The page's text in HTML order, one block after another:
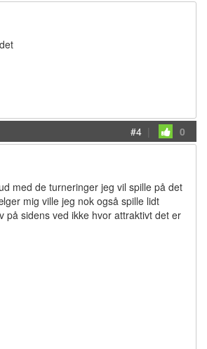
#4 | 0
med de turneringer jeg vil spille på det
mig ville jeg nok også spille lidt
på sidens ved ikke hvor attraktivt det er